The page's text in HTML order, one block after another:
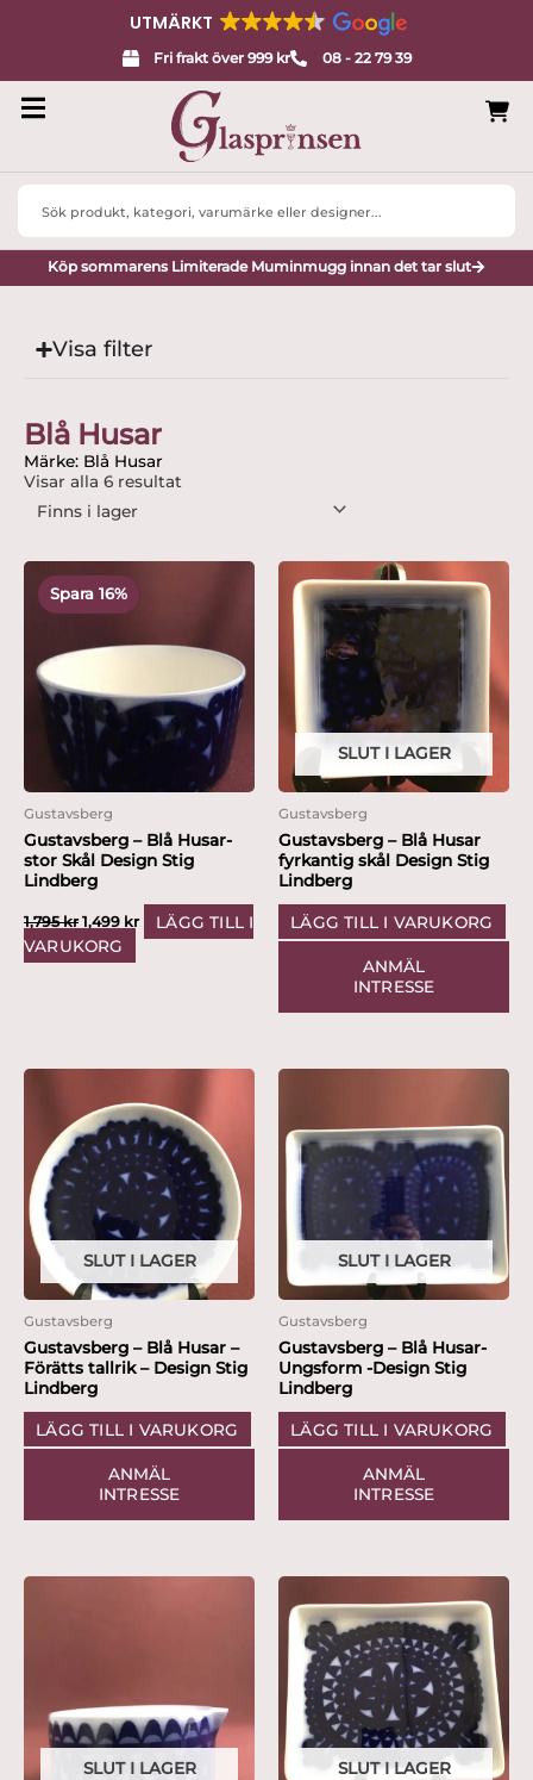
UTMÄRKT
Fri frakt över 999 kr 08 - 22 79 39
Search
Köp sommarens Limiterade Muminmugg innan det tar slut
Visa filter
Blå Husar
Märke: Blå Husar
Visar alla 6 resultat
Spara 16%
Gustavsberg
Gustavsberg – Blå Husar-
stor Skål Design Stig
Lindberg
1,795kr
ursprungliga
1,795 kr.
1,499 kr
1,499 kr.
LÄGG TILL I
VARUKORG
SLUT I LAGER
Gustavsberg
Gustavsberg – Blå Husar
fyrkantig skål Design Stig
Lindberg
LÄGG TILL I VARUKORG
ANMÄL
INTRESSE
SLUT I LAGER
Gustavsberg
Gustavsberg – Blå Husar –
Förätts tallrik – Design Stig
Lindberg
LÄGG TILL I VARUKORG
ANMÄL
INTRESSE
SLUT I LAGER
Gustavsberg
Gustavsberg – Blå Husar-
Ungsform -Design Stig
Lindberg
LÄGG TILL I VARUKORG
ANMÄL
INTRESSE
SLUT I LAGER SLUT I LAGER